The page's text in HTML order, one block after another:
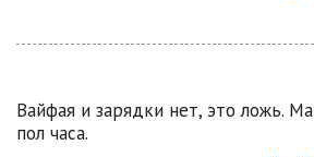
Вайфая и зарядки нет, это ложь.
пол часа.